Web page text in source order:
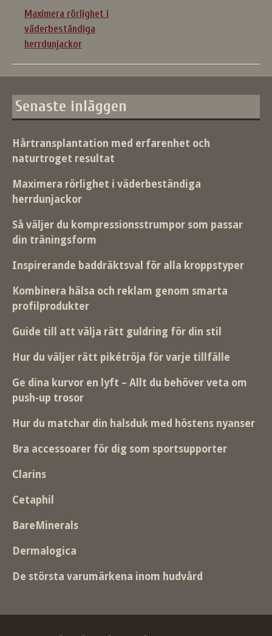
Maximera rörlighet i
väderbeständiga
herrdunjackor
Senaste inläggen
Hårtransplantation med erfarenhet och
naturtroget resultat
Maximera rörlighet i väderbeständiga
herrdunjackor
Så väljer du kompressionsstrumpor som passar
din träningsform
Inspirerande baddräktsval för alla kroppstyper
Kombinera hälsa och reklam genom smarta
profilprodukter
Guide till att välja rätt guldring för din stil
Hur du väljer rätt pikétröja för varje tillfälle
Ge dina kurvor en lyft – Allt du behöver veta om
push-up trosor
Hur du matchar din halsduk med höstens nyanser
Bra accessoarer för dig som sportsupporter
Clarins
Cetaphil
BareMinerals
Dermalogica
De största varumärkena inom hudvård